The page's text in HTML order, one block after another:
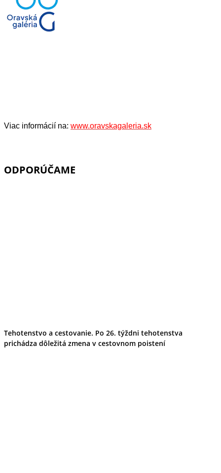
Viac informácií na: www.oravskagaleria.sk
ODPORÚČAME
Tehotenstvo a cestovanie. Po 26. týždni tehotenstva
prichádza dôležitá zmena v cestovnom poistení